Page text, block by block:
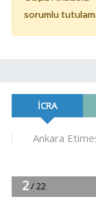
sorumlu